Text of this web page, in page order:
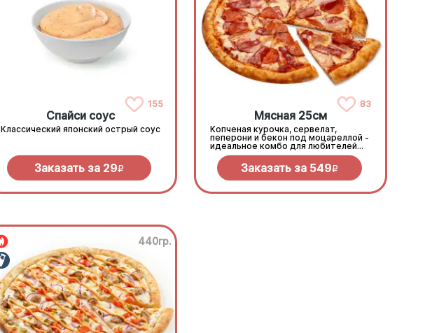
155
Спайси соус
Классический японский острый соус
Заказать за 29R
83
Мясная 25см
Копченая курочка, сервелат,
пеперони и бекон под моцареллой -
идеальное комбо для любителей
всего мясного!
Заказать за 549R
440гр.